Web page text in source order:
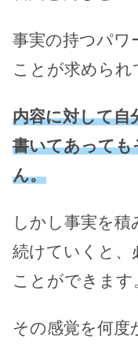
事実の持つパワ
ことが求められ
内容に対して自
書いてあって
ん。
しかし事実を
続けていくと、
ことができます
その感覚を何度